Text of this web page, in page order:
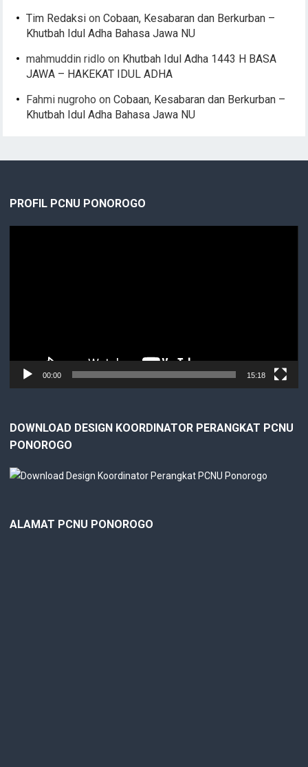
Tim Redaksi onCobaan, Kesabaran dan Berkurban –
Khutbah Idul Adha Bahasa Jawa NU
mahmuddin ridlo on Khutbah Idul Adha 1443 H BASA
JAWA – HAKEKAT IDUL ADHA
Fahmi nugroho onCobaan, Kesabaran dan Berkurban –
Khutbah Idul Adha Bahasa Jawa NU
PROFIL PCNU PONOROGO
00:00 15:18
DOWNLOAD DESIGN KOORDINATOR PERANGKAT PCNU
PONOROGO
ALAMAT PCNU PONOROGO